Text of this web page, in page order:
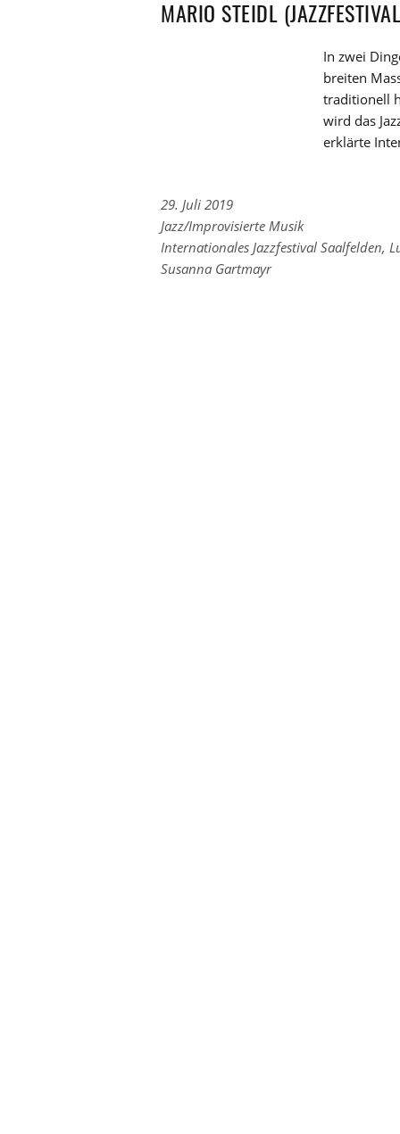
MARIO STEIDL
In zwei
breiten
traditionell
wird das
erklärte
29. Juli 2019
Links
zu
den
Jazz/Improvisierte Musik
Links
zu
Internationales Jazzfestival Saalfelden,
Susanna Gartmayr